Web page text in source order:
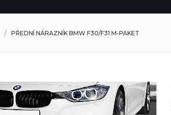
PŘEDNÍ NÁRAZNÍK BMW F30/F31 M-PAKET